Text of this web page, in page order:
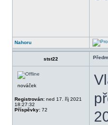
Nahoru
stst22
nováček
Registrován: ned 17. říj 2021
18:27:32
Příspěvky: 72